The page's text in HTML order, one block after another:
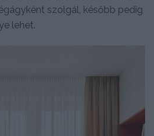
szolgál, később pedig
lehet.